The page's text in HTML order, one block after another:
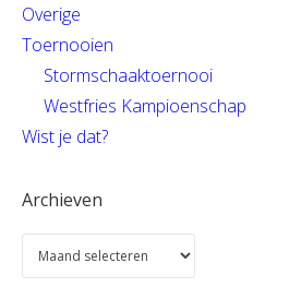
Overige
Toernooien
Stormschaaktoernooi
Westfries Kampioenschap
Wist je dat?
Archieven